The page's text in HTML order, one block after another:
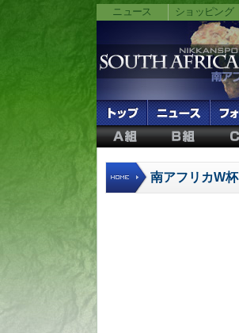
ニュース ショッピング
南アフリカW杯